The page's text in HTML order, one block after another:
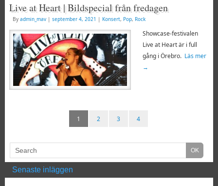
Live at Heart | Bildspecial från fredagen
By admin_mav | september 4, 2021 | Konsert, Pop, Rock
Showcase-festivalen
Live at Heart är i full
gång i Örebro. Läs mer
→
1 2 3 4
Senaste inläggen